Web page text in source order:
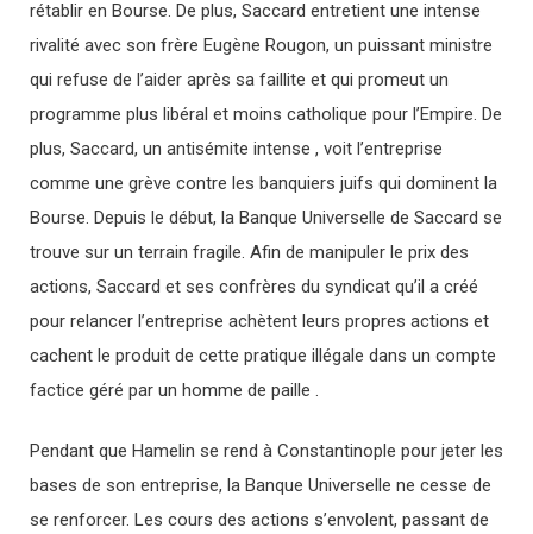
rétablir en Bourse. De plus, Saccard entretient une intense
rivalité avec son frère Eugène Rougon, un puissant ministre
qui refuse de l’aider après sa faillite et qui promeut un
programme plus libéral et moins catholique pour l’Empire. De
plus, Saccard, un antisémite intense , voit l’entreprise
comme une grève contre les banquiers juifs qui dominent la
Bourse. Depuis le début, la Banque Universelle de Saccard se
trouve sur un terrain fragile. Afin de manipuler le prix des
actions, Saccard et ses confrères du syndicat qu’il a créé
pour relancer l’entreprise achètent leurs propres actions et
cachent le produit de cette pratique illégale dans un compte
factice géré par un homme de paille .
Pendant que Hamelin se rend à Constantinople pour jeter les
bases de son entreprise, la Banque Universelle ne cesse de
se renforcer. Les cours des actions s’envolent, passant de